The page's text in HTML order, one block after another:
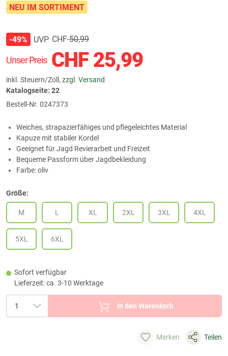
NEU IM SORTIMENT
Unser Preis CHF25,99
inkl. Steuern/Zoll, zzgl. Versand
-49% UVP CHF50,99
Katalogseite: 22
Bestell-Nr. 0247373
Weiches, strapazierfähiges und pflegeleichtes Material
Kapuze mit stabiler Kordel
Geeignet für Jagd Revierarbeit und Freizeit
Bequeme Passform über Jagdbekleidung
Farbe: oliv
Größe:
M L XL 2XL 3XL 4XL
5XL 6XL
Sofort verfügbar
Lieferzeit: ca. 3-10 Werktage
In den Warenkorb
Merken Teilen